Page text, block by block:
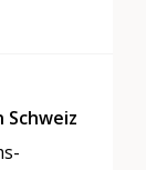
Schweiz